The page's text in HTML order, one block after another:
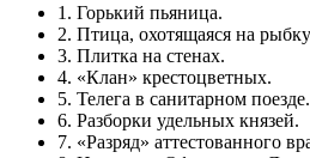
1. Горький пьяница.
2. Птица, охотящаяся на
3. Плитка на стенах.
4. «Клан» крестоцветных.
5. Телега в санитарном поезде.
6. Разборки удельных князей.
7. «Разряд» аттестованного